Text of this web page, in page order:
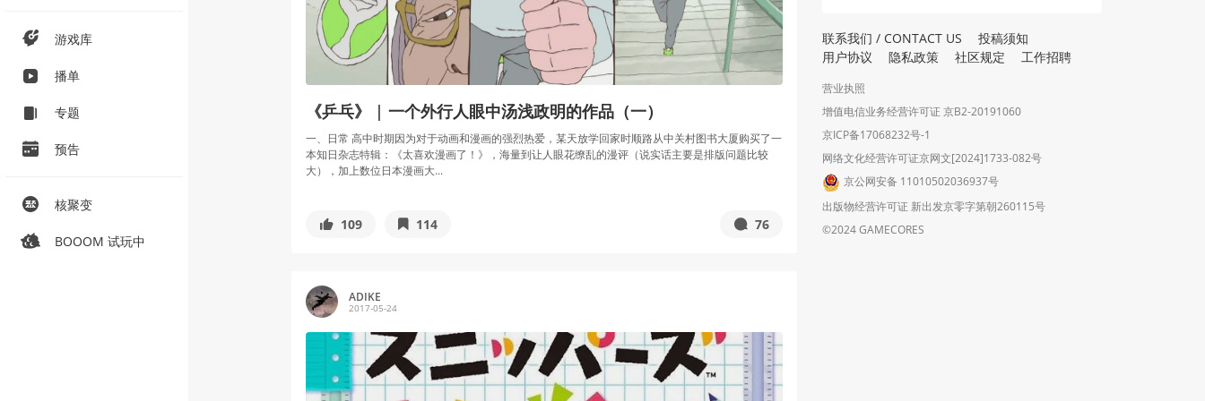
游戏库
播单
专题
预告
核聚变
BOOOM 试玩中
《乒乓》 | 一个外行人眼中汤浅政明的作品（一）
一、日常 高中时期因为对于动画和漫画的强烈热爱，某天放学回家时顺路从中关村图书大厦购买了一
本知日杂志特辑：《太喜欢漫画了！》，海量到让人眼花缭乱的漫评（说实话主要是排版问题比较
大），加上数位日本漫画大...
109 114 76
ADIKE
2017-05-24
联系我们 / CONTACT US
投稿须知
用户协议
隐私政策 社区规定 工作招聘
营业执照
增值电信业务经营许可证 京B2-20191060
京ICP备17068232号-1
网络文化经营许可证京网文[2024]1733-082号
京公网安备 11010502036937号
出版物经营许可证 新出发京零字第朝260115号
©2024 GAMECORES